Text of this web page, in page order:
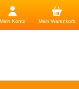
Mein Konto Mein Warenkorb